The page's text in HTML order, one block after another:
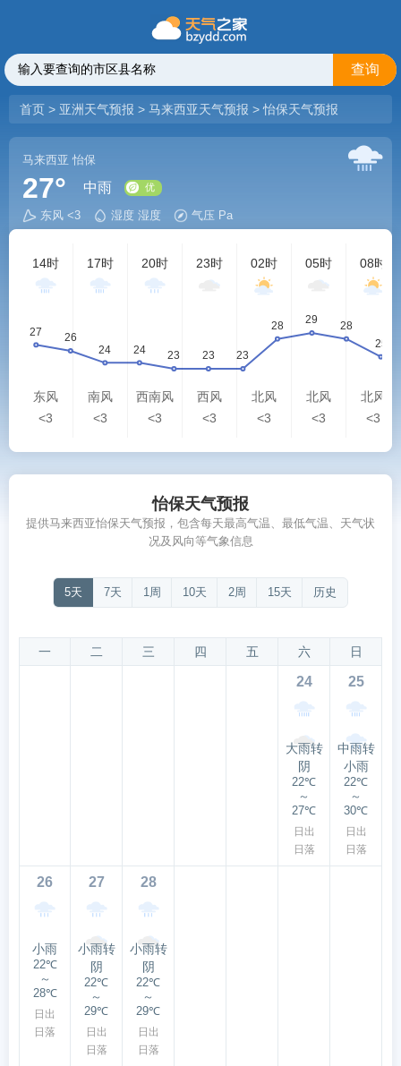
查询
首页 > 亚洲天气预报 > 马来西亚天气预报 >怡保天气预报
马来西亚 怡保
27° 中雨
东风 <3 湿度 湿度 气压 Pa
14时
东风
<3
17时
南风
<3
20时
西南风
<3
23时
西风
<3
02时
北风
<3
05时
北风
<3
08时
北风
<3
怡保天气预报
提供马来西亚怡保天气预报，包含每天最高气温、最低气温、天气状
况及风向等气象信息
5天 7天 1周 10天 2周 15天 历史
一 二 三 四 五 六 日
24
大雨转
阴
22℃
～
27℃
日出
日落
25
中雨转
小雨
22℃
～
30℃
日出
日落
26
小雨
22℃
～
28℃
日出
日落
27
小雨转
阴
22℃
～
29℃
日出
日落
28
小雨转
阴
22℃
～
29℃
日出
日落